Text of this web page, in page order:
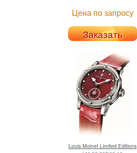
Цена по запросу
Заказать
Louis Moinet Limited Editions